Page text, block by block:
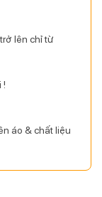
lên chỉ từ
!
áo & chất liệu